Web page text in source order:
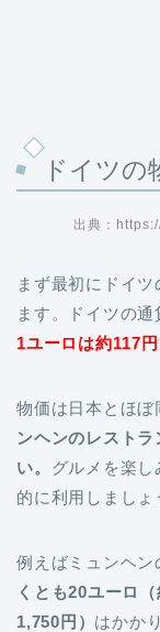
ドイツの
出典：
まず最初にドイ
ます。ドイツの
1ユーロは約117円
物価は日本とほぼ
ンヘンのレストラ
い。
グルメを楽
的に利用しましょ
例えばミュンヘン
くとも20ユーロ（
1,750円） はかか